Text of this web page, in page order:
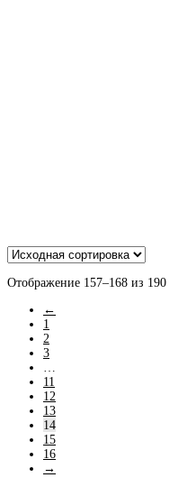
Отображение 157–168 из 190
←
1
2
3
11
12
13
14
15
16
→